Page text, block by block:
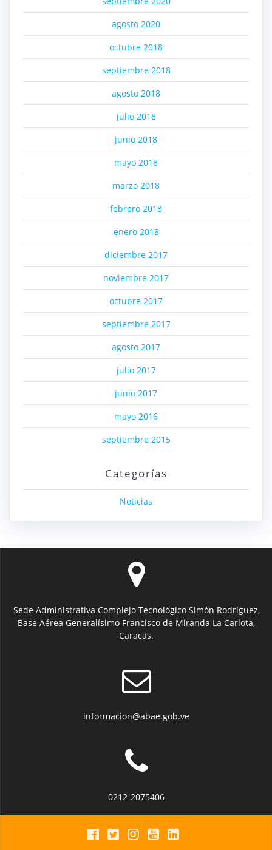
agosto 2020
octubre 2018
septiembre 2018
agosto 2018
julio 2018
junio 2018
mayo 2018
marzo 2018
febrero 2018
enero 2018
diciembre 2017
noviembre 2017
octubre 2017
septiembre 2017
agosto 2017
julio 2017
junio 2017
mayo 2016
septiembre 2015
Categorías
Noticias
Sede Administrativa Complejo Tecnológico Simón Rodríguez,
Base Aérea Generalísimo Francisco de Miranda La Carlota,
Caracas.
informacion@abae.gob.ve
0212-2075406